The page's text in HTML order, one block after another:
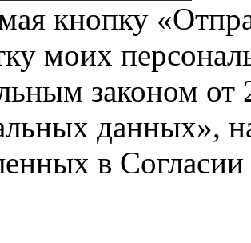
кнопку
моих
законом
данных»,
в